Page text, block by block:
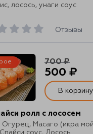
Отзывы
лосось, унаги соус
ролл с лососем
Огурец, Масаго (икра
Спайси соус, Лосось.
700 ₽
500 ₽
В корзину